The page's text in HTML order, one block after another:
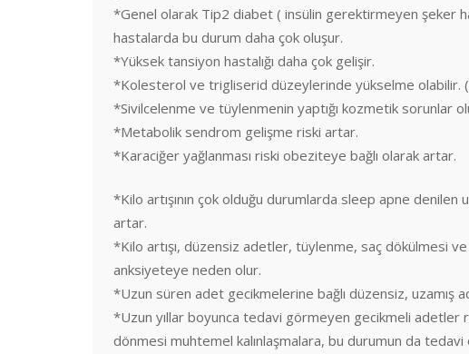
*Genel olarak Tip2 diabet ( insülin gerektirmeyen şeker
hastalarda bu durum daha çok oluşur.
*Yüksek tansiyon hastalığı daha çok gelişir.
*Kolesterol ve trigliserid düzeylerinde yükselme olabilir.
*Sivilcelenme ve tüylenmenin yaptığı kozmetik sorunlar
*Metabolik sendrom gelişme riski artar.
*Karaciğer yağlanması riski obeziteye bağlı olarak artar.
*Kilo artışının çok olduğu durumlarda sleep apne denilen
artar.
*Kilo artışı, düzensiz adetler, tüylenme, saç dökülmesi
anksiyeteye neden olur.
*Uzun süren adet gecikmelerine bağlı düzensiz, uzamış
*Uzun yıllar boyunca tedavi görmeyen gecikmeli adetler
dönmesi muhtemel kalınlaşmalara, bu durumun da